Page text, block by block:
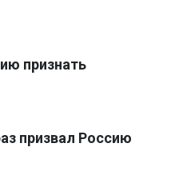
признать
призвал Россию